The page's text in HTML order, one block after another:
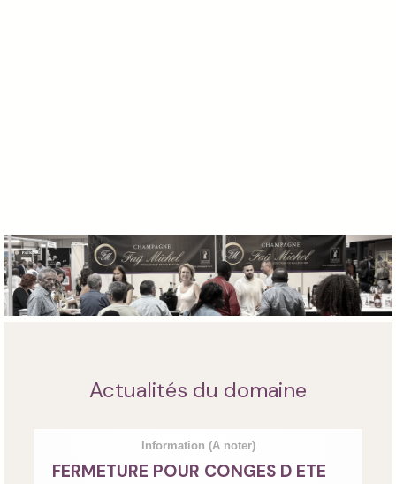
Actualités du domaine
Information (A noter)
FERMETURE POUR CONGES D ETE